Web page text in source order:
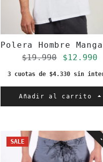
Polera Hombre
Precio regular
$19.990 Precio
$12.990
3 cuotas de $4.330 sin
Añadir al carrito
SALE -